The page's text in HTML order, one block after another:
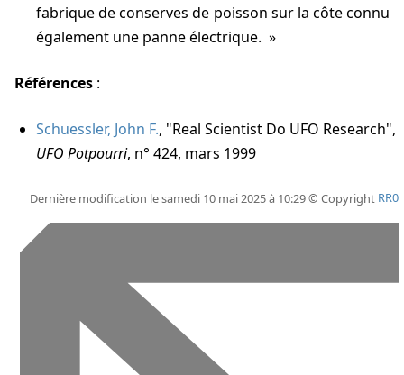
fabrique de conserves de poisson sur la côte connu
également une panne électrique.
Références :
Schuessler, John F., "Real Scientist Do UFO Research",
UFO Potpourri, n° 424, mars 1999
Dernière modification le samedi 10 mai 2025 à 10:29 © Copyright RR0